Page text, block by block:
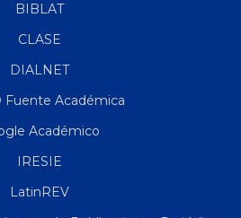
BIBLAT
CLASE
DIALNET
Fuente Académica
Académico
IRESIE
LatinREV